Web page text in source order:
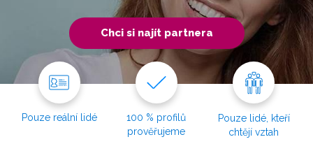
Chci si najít partnera
Pouze reální lidé
100 % profilů
prověřujeme
Pouze lidé, kteří
chtějí vztah